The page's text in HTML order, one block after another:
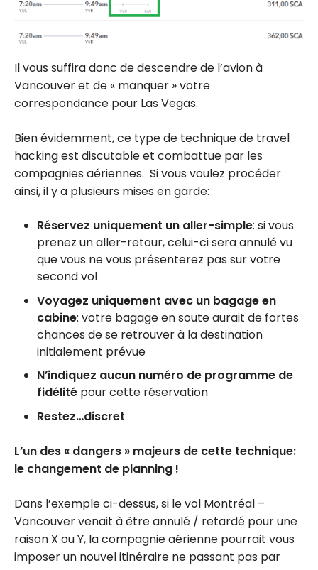
Il vous suffira donc de descendre de l’avion à
Vancouver et de « manquer » votre
correspondance pour Las Vegas.
Bien évidemment, ce type de technique de travel
hacking est discutable et combattue par les
compagnies aériennes. Si vous voulez procéder
ainsi, il y a plusieurs mises en garde:
Réservez uniquement un aller-simple: si vous
prenez un aller-retour, celui-ci sera annulé vu
que vous ne vous présenterez pas sur votre
second vol
Voyagez uniquement avec un bagage en
cabine: votre bagage en soute aurait de fortes
chances de se retrouver à la destination
initialement prévue
N’indiquez aucun numéro de programme de
fidélité pour cette réservation
Restez…discret
L’un des « dangers » majeurs de cette technique:
le changement de planning !
Dans l’exemple ci-dessus, si le vol Montréal –
Vancouver venait à être annulé / retardé pour une
raison X ou Y, la compagnie aérienne pourrait vous
imposer un nouvel itinéraire ne passant pas par